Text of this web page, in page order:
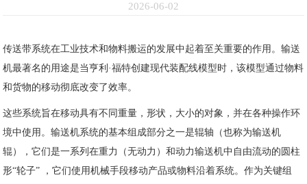
2026-06-02
传送带系统在工业技术和物料搬运的发展中起着至关重要的作用。输送
机最著名的用途是当亨利·福特创建现代装配线模型时，该模型通过物料
和货物的移动彻底改变了效率。
这些系统旨在移动具有不同重量，形状，大小的对象，并在各种操作环
境中使用。输送机系统的基本组成部分之一是辊轴（也称为输送机
辊），它们是一系列在重力（无动力）和动力输送机中自由流动的圆柱
形“轮子” ，它们使用机械手段移动产品或物料沿着系统。作为关键组